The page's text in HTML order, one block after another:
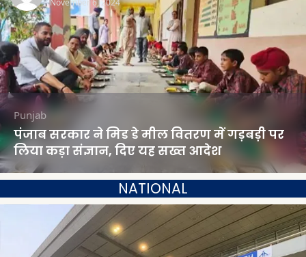
November 6, 2024
Punjab
पंजाब सरकार ने मिड डे मील वितरण में गड़बड़ी पर
लिया कड़ा संज्ञान, दिए यह सख्त आदेश
NATIONAL